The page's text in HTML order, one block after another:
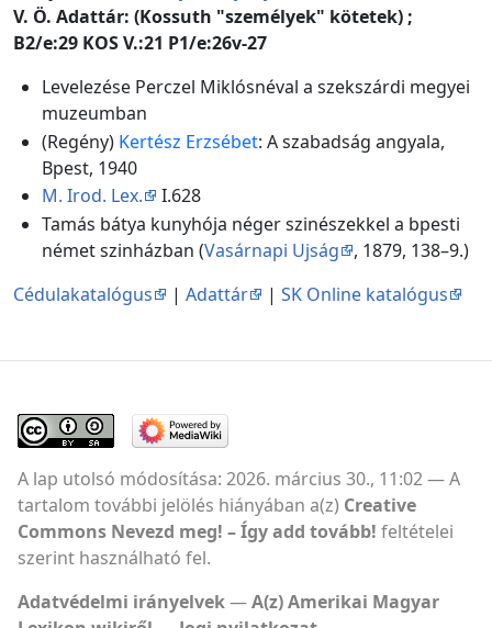
V. Ö. Adattár: (Kossuth "személyek" kötetek) ;
B2/e:29 KOS V.:21 P1/e:26v-27
Levelezése Perczel Miklósnéval a szekszárdi megyei
muzeumban
(Regény) Kertész Erzsébet: A szabadság angyala,
Bpest, 1940
M. Irod. Lex.
I.628
Tamás bátya kunyhója néger szinészekkel a bpesti
német szinházban (Vasárnapi Ujság
, 1879, 138–9.)
Cédulakatalógus
| Adattár | SK Online katalógus
A lap utolsó módosítása: 2026. március 30., 11:02
A
tartalom további jelölés hiányában a(z) Creative
Commons Nevezd meg! – Így add tovább! feltételei
szerint használható fel.
Adatvédelmi irányelvek
A(z) Amerikai Magyar